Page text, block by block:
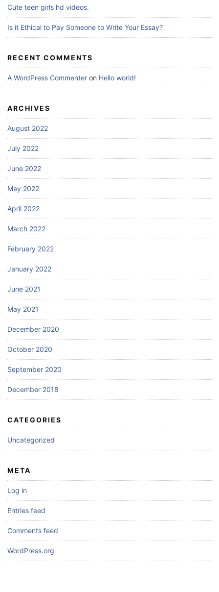
Cute teen girls hd videos.
Is it Ethical to Pay Someone to Write Your Essay?
RECENT COMMENTS
A WordPress Commenter on Hello world!
ARCHIVES
August 2022
July 2022
June 2022
May 2022
April 2022
March 2022
February 2022
January 2022
June 2021
May 2021
December 2020
October 2020
September 2020
December 2018
CATEGORIES
Uncategorized
META
Log in
Entries feed
Comments feed
WordPress.org